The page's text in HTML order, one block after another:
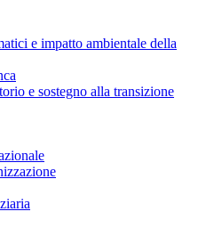
e impatto ambientale della
e sostegno alla transizione